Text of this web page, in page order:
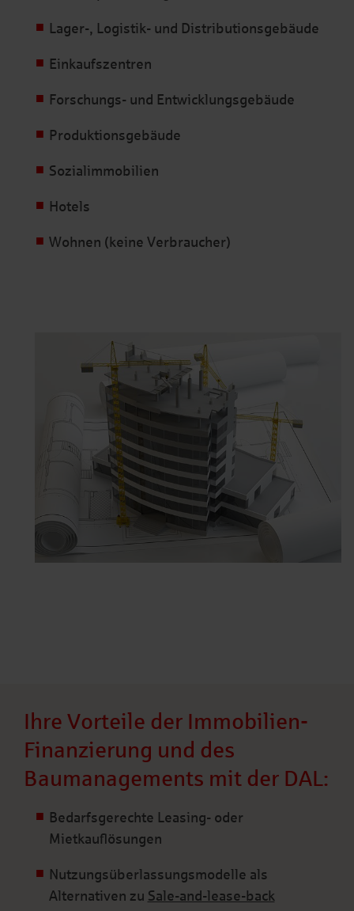
Lager-, Logistik- und Distributionsgebäude
Einkaufszentren
Forschungs- und Entwicklungsgebäude
Produktionsgebäude
Sozialimmobilien
Hotels
Wohnen (keine Verbraucher)
Ihre Vorteile der Immobilien-
Finanzierung und des
Baumanagements mit der DAL:
Bedarfsgerechte Leasing- oder
Mietkauflösungen
Nutzungsüberlassungsmodelle als
Alternativen zu Sale-and-lease-back